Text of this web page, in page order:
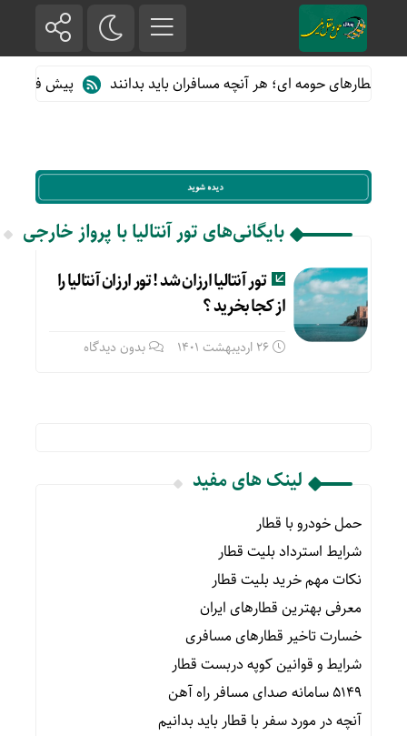
از قطارهای حومه ای؛ هر آنچه مسافران باید بدانند پیش فروش
بایگانی‌های تور آنتالیا با پرواز خارجی
تور آنتالیا ارزان شد ! تور ارزان آنتالیا را
از کجا بخرید ؟
26 اردیبهشت 1401 بدون دیدگاه
لینک های مفید
حمل خودرو با قطار
شرایط استرداد بلیت قطار
نکات مهم خرید بلیت قطار
معرفی بهترین قطارهای ایران
خسارت تاخیر قطارهای مسافری
شرایط و قوانین کوپه دربست قطار
۵۱۴۹ سامانه صدای مسافر راه آهن
آنچه در مورد سفر با قطار باید بدانیم